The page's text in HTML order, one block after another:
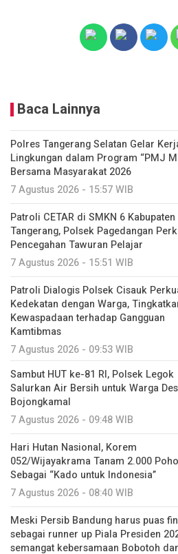
Baca Lainnya
Polres Tangerang Selatan Gelar
Lingkungan dalam Program “PMJ
Bersama Masyarakat 2026
7 Agustus 2026 - 15:57 WIB
Patroli CETAR di SMKN 6 Kabupaten
Tangerang, Polsek Pagedangan
Pencegahan Tawuran Pelajar
7 Agustus 2026 - 15:51 WIB
Patroli Dialogis Polsek Cisauk
Kedekatan dengan Warga,
Kewaspadaan terhadap Gangguan
Kamtibmas
7 Agustus 2026 - 09:53 WIB
Sambut HUT ke-81 RI, Polsek Legok
Salurkan Air Bersih untuk Warga
Bojongkamal
7 Agustus 2026 - 09:48 WIB
Hari Hutan Nasional, Korem
052/Wijayakrama Tanam 2.000
Sebagai “Kado untuk Indonesia”
7 Agustus 2026 - 08:40 WIB
Meski Persib Bandung harus puas
sebagai runner up Piala Presiden
semangat kebersamaan Bobotoh